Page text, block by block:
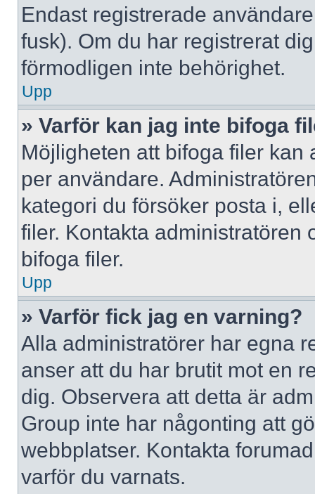
Endast registrerade
fusk). Om du har registrerat
förmodligen inte behörighet.
Upp
» Varför kan jag inte bifoga
Möjligheten att bifoga filer
per användare.
kategori du försöker posta i,
filer. Kontakta administratören
bifoga filer.
Upp
» Varför fick jag en varning?
Alla administratörer har egna
anser att du har brutit mot en
dig. Observera att detta är
Group inte har någonting att
webbplatser. Kontakta
varför du varnats.